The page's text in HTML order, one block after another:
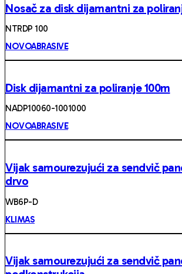
Nosač za disk dijamantni za
NTRDP 100
NOVOABRASIVE
Disk dijamantni za poliranje 100m
NADP10060-1001000
NOVOABRASIVE
Vijak samourezujući za sendvič
drvo
WB6P-D
KLIMAS
Vijak samourezujući za sendvič